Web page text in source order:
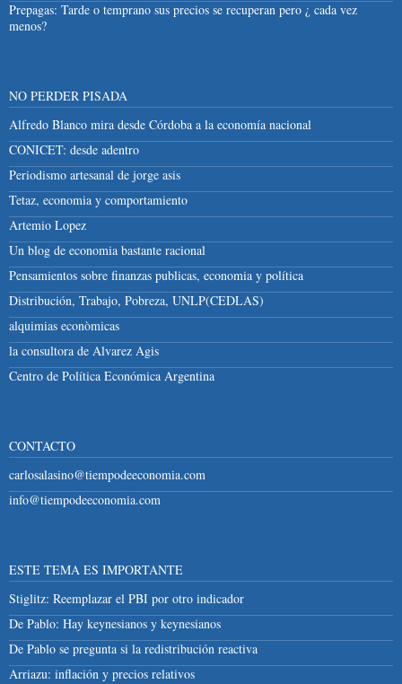
Prepagas: Tarde o temprano sus precios se recuperan pero ¿ cada vez
menos?
NO PERDER PISADA
Alfredo Blanco mira desde Córdoba a la economía nacional
CONICET: desde adentro
Periodismo artesanal de jorge asis
Tetaz, economia y comportamiento
Artemio Lopez
Un blog de economia bastante racional
Pensamientos sobre finanzas publicas, economia y política
Distribución, Trabajo, Pobreza, UNLP(CEDLAS)
alquimias econòmicas
la consultora de Alvarez Agis
Centro de Política Económica Argentina
CONTACTO
carlosalasino@tiempodeeconomia.com
info@tiempodeeconomia.com
ESTE TEMA ES IMPORTANTE
Stiglitz: Reemplazar el PBI por otro indicador
De Pablo: Hay keynesianos y keynesianos
De Pablo se pregunta si la redistribución reactiva
Arriazu: inflación y precios relativos